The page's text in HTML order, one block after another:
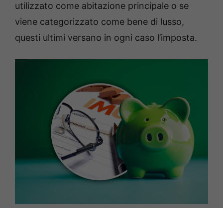
utilizzato come abitazione principale o se
viene categorizzato come bene di lusso,
questi ultimi versano in ogni caso l’imposta.